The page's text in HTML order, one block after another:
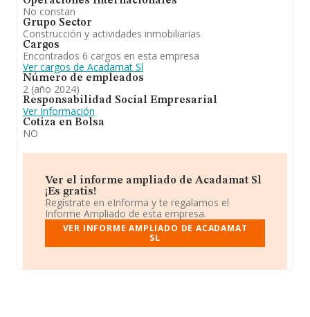
No constan
Grupo Sector
Construcción y actividades inmobiliarias
Cargos
Encontrados 6 cargos en esta empresa
Ver cargos de Acadamat Sl
Número de empleados
2 (año 2024)
Responsabilidad Social Empresarial
Ver Información
Cotiza en Bolsa
NO
Ver el informe ampliado de Acadamat Sl
¡Es gratis!
Regístrate en eInforma y te regalamos el
Informe Ampliado de esta empresa.
VER INFORME AMPLIADO DE ACADAMAT
SL